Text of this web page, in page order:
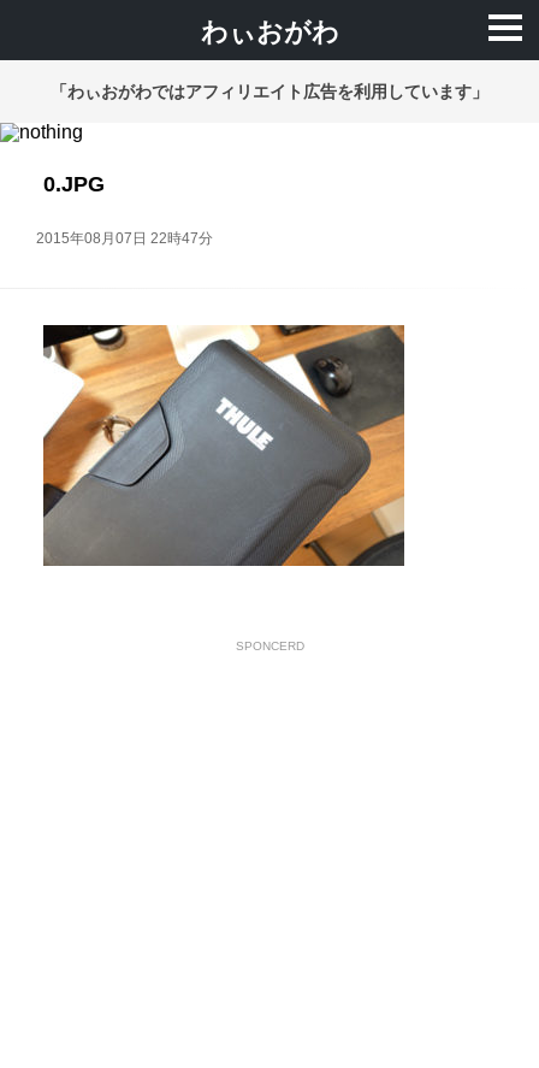
わぃおがわ
「わぃおがわではアフィリエイト広告を利用しています」
0.JPG
2015年08月07日 22時47分
SPONCERD